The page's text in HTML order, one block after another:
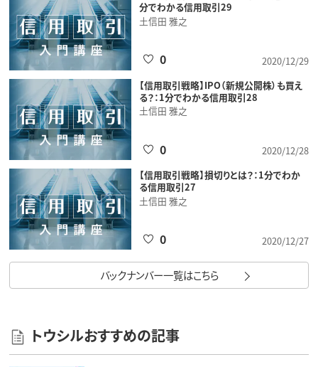
分でわかる信用取引29
土信田 雅之
2020/12/29
0
【信用取引戦略】IPO（新規公開株）も買え
る？：1分でわかる信用取引28
土信田 雅之
2020/12/28
0
【信用取引戦略】損切りとは？：1分でわか
る信用取引27
土信田 雅之
2020/12/27
0
バックナンバー一覧はこちら
トウシルおすすめの記事